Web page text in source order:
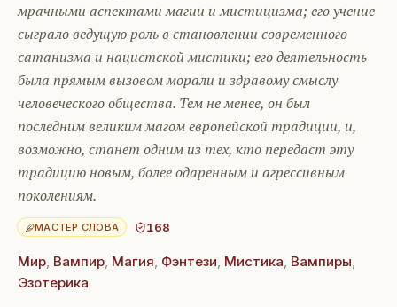
мрачными аспектами магии и мистицизма; его уче­ние
сыграло ведущую роль в становлении современного
сатанизма и нацистской мистики; его деятельность
была прямым вызовом мо­рали и здравому смыслу
человеческого общества. Тем не менее, он был
последним великим магом европейской традиции, и,
возможно, станет одним из тех, кто передаст эту
традицию новым, более ода­ренным и агрессивным
поколениям.
МАСТЕР СЛОВА 168
Мир, Вампир, Магия, Фэнтези, Мистика, Вампиры,
Эзотерика